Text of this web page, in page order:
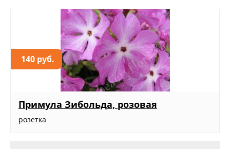
140 руб.
Примула Зибольда, розовая
розетка